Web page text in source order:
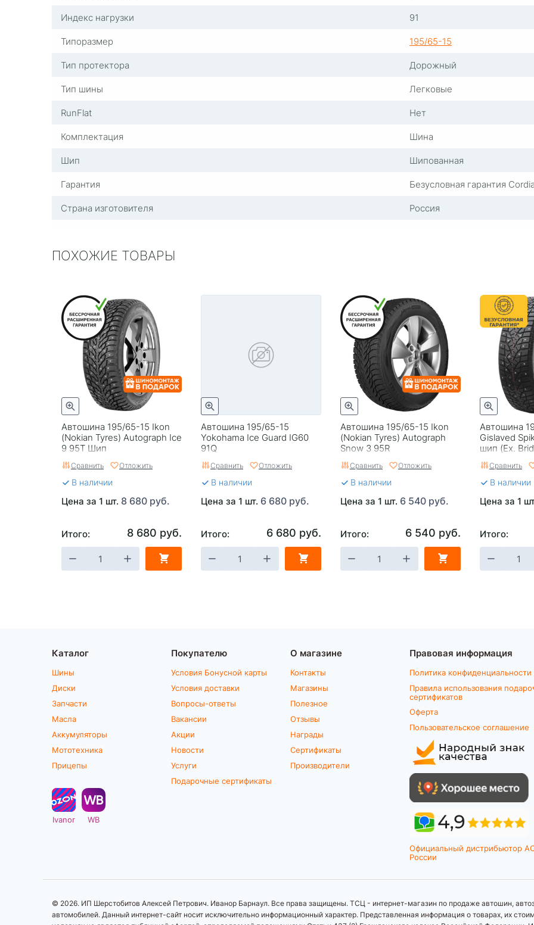
Индекс нагрузки
91
Типоразмер
195/65-15
Тип протектора
Дорожный
Тип шины
Легковые
RunFlat
Нет
Комплектация
Шина
Шип
Шипованная
Гарантия
Безусловная гарантия
Страна изготовителя
Россия
ПОХОЖИЕ ТОВАРЫ
Автошина 195/65-15 Ikon
(Nokian Tyres) Autograph Ice
9 95T Шип
Сравнить Отложить
В наличии
Цена за 1 шт. 8 680 руб.
Итого: 8 680 руб.
Автошина 195/65-15
Yokohama Ice Guard IG60
91Q
Сравнить Отложить
В наличии
Цена за 1 шт. 6 680 руб.
Итого: 6 680 руб.
Автошина 195/65-15 Ikon
(Nokian Tyrеs) Autograph
Snow 3 95R
Сравнить Отложить
В наличии
Цена за 1 шт. 6 540 руб.
Итого: 6 540 руб.
Автошина
Gislaved
шип (Ex.
Сравнить
В наличии
Цена за 1
Итого:
Каталог
Шины
Диски
Запчасти
Масла
Аккумуляторы
Мототехника
Прицепы
Ivanor WB
Покупателю
Условия Бонусной карты
Условия доставки
Вопросы-ответы
Вакансии
Акции
Новости
Услуги
Подарочные сертификаты
О магазине
Контакты
Магазины
Полезное
Отзывы
Награды
Сертификаты
Производители
Правовая информация
Политика конфиденциальности
Правила использования
сертификатов
Оферта
Пользовательское соглашение
Официальный дистрибьютор
России
© 2026. ИП Шерстобитов Алексей Петрович. Иванор Барнаул. Все права защищены. ТСЦ - интернет-магазин по продаже автошин,
автомобилей. Данный интернет-сайт носит исключительно информационный характер. Представленная информация о товарах, их